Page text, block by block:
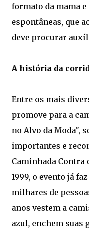
formato da mama
espontâneas, que
deve procurar
A história da
Entre os mais
promove para a
no Alvo da Moda",
importantes e
Caminhada Contra
1999, o evento já
milhares de
anos vestem a
azul, enchem suas